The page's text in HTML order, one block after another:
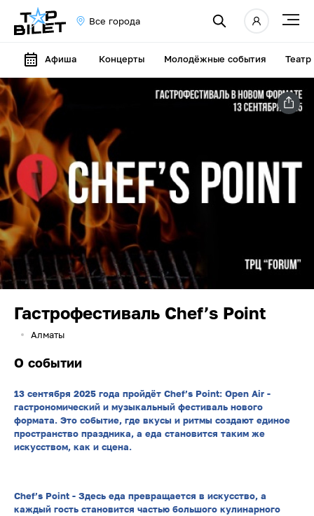
Все города
Афиша Концерты Молодёжные события Театр
Гастрофестиваль Chef’s Point
Алматы
О событии
13 сентября 2025 года пройдёт Chef’s Point: Open Air -
гастрономический и музыкальный фестиваль нового
формата. Это событие, где вкусы и ритмы создают единое
пространство праздника, а еда становится таким же
искусством, как и сцена.
Chef’s Point - Здесь еда превращается в искусство, а
каждый гость становится частью большого кулинарного